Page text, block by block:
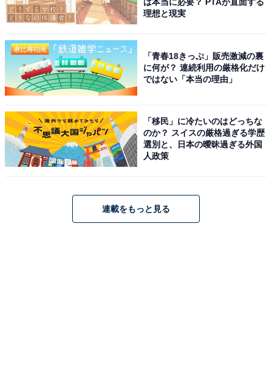
理想と現実
「青春18きっぷ」販売激減の裏
に何が？ 連続利用の厳格化だけ
ではない「本当の理由」
「移民」に冷たいのはどっちな
のか？ スイスの厳格過ぎる学歴
選別と、日本の曖昧過ぎる外国
人政策
連載をもっと見る